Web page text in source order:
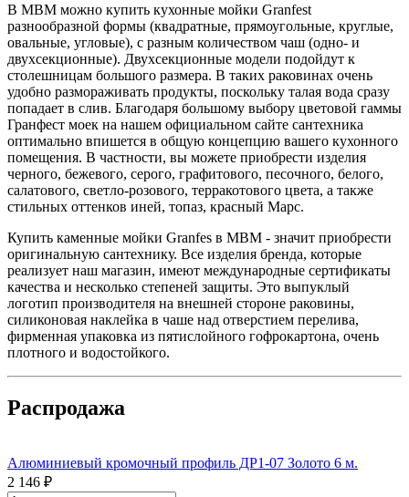
В МВМ можно купить кухонные мойки Granfest
разнообразной формы (квадратные, прямоугольные, круглые,
овальные, угловые), с разным количеством чаш (одно- и
двухсекционные). Двухсекционные модели подойдут к
столешницам большого размера. В таких раковинах очень
удобно размораживать продукты, поскольку талая вода сразу
попадает в слив. Благодаря большому выбору цветовой гаммы
Гранфест моек на нашем официальном сайте сантехника
оптимально впишется в общую концепцию вашего кухонного
помещения. В частности, вы можете приобрести изделия
черного, бежевого, серого, графитового, песочного, белого,
салатового, светло-розового, терракотового цвета, а также
стильных оттенков иней, топаз, красный Марс.
Купить каменные мойки Granfes в МВМ - значит приобрести
оригинальную сантехнику. Все изделия бренда, которые
реализует наш магазин, имеют международные сертификаты
качества и несколько степеней защиты. Это выпуклый
логотип производителя на внешней стороне раковины,
силиконовая наклейка в чаше над отверстием перелива,
фирменная упаковка из пятислойного гофрокартона, очень
плотного и водостойкого.
Распродажа
Алюминиевый кромочный профиль ДР1-07 Золото 6 м.
2 146 ₽